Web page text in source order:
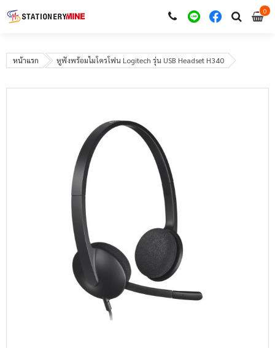
00
หน้าแรก หูฟังพร้อมไมโครโฟน Logitech รุ่น USB Headset H340